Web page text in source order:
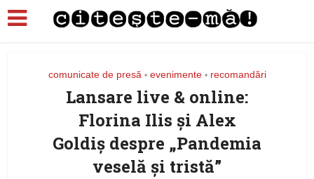
comunicate de presă • evenimente • recomandări
Lansare live & online:
Florina Ilis și Alex
Goldiș despre „Pandemia
veselă și tristă”